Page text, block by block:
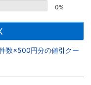
0%
数×500円分の値引クー